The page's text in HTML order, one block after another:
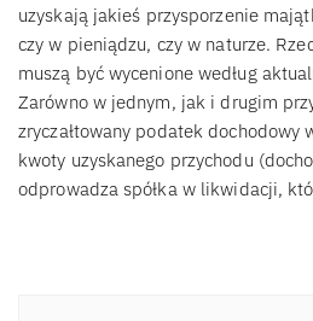
uzyskają jakieś przysporzenie
czy w pieniądzu, czy w naturze.
muszą być wycenione według
Zarówno w jednym, jak i drugim
zryczałtowany podatek dochodowy
kwoty uzyskanego przychodu
odprowadza spółka w likwidacji,